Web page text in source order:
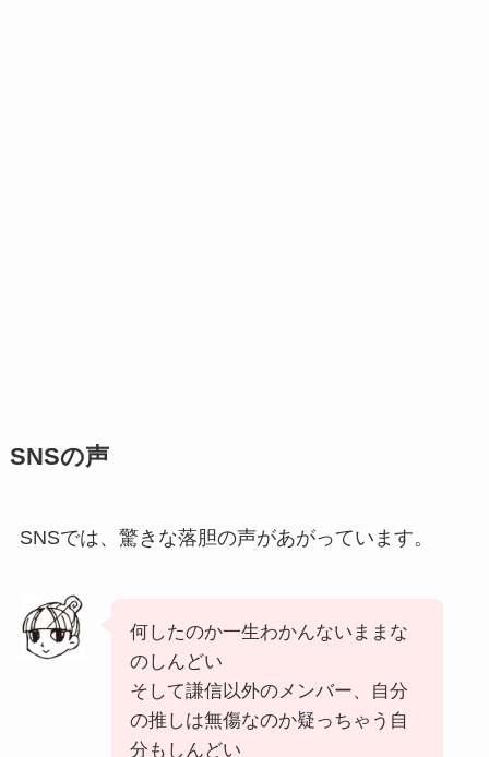
SNSの声
SNSでは、驚きな落胆の声があがっています。
何したのか一生わかんないままな
のしんどい
そして謙信以外のメンバー、自分
の推しは無傷なのか疑っちゃう自
分もしんどい